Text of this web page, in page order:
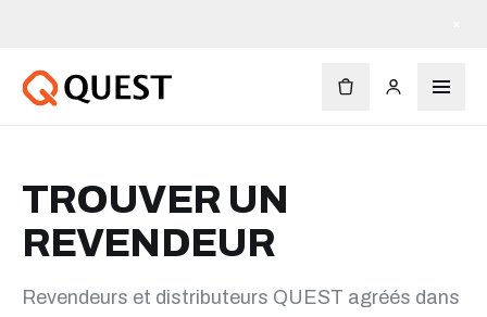
TROUVER UN
REVENDEUR
Revendeurs et distributeurs QUEST agréés dans